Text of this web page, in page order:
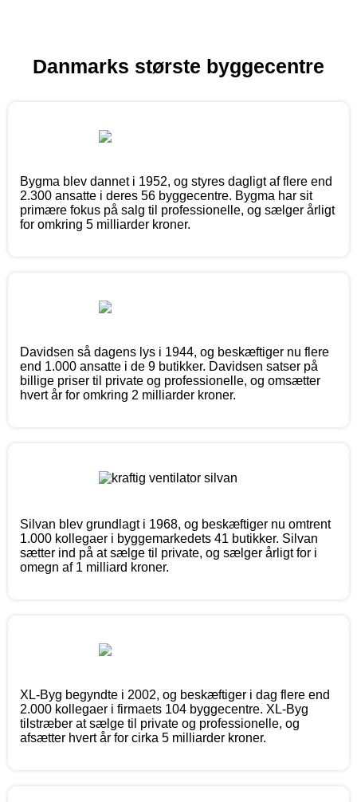
Danmarks største byggecentre
Bygma blev dannet i 1952, og styres dagligt af flere end
2.300 ansatte i deres 56 byggecentre. Bygma har sit
primære fokus på salg til professionelle, og sælger årligt
for omkring 5 milliarder kroner.
Davidsen så dagens lys i 1944, og beskæftiger nu flere
end 1.000 ansatte i de 9 butikker. Davidsen satser på
billige priser til private og professionelle, og omsætter
hvert år for omkring 2 milliarder kroner.
Silvan blev grundlagt i 1968, og beskæftiger nu omtrent
1.000 kollegaer i byggemarkedets 41 butikker. Silvan
sætter ind på at sælge til private, og sælger årligt for i
omegn af 1 milliard kroner.
XL-Byg begyndte i 2002, og beskæftiger i dag flere end
2.000 kollegaer i firmaets 104 byggecentre. XL-Byg
tilstræber at sælge til private og professionelle, og
afsætter hvert år for cirka 5 milliarder kroner.